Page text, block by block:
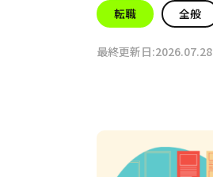
転職 全般
最終更新日:2026.07.28